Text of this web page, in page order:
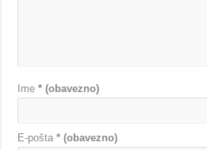
Ime* (obavezno)
E-pošta* (obavezno)